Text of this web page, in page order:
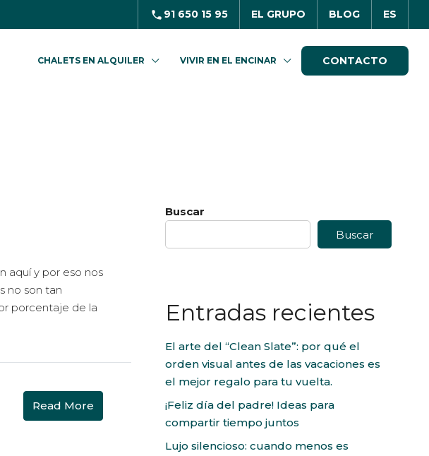
91 650 15 95 EL GRUPO BLOG ES
CHALETS EN ALQUILER VIVIR EN EL ENCINAR CONTACTO
aquí y por eso nos
no son tan
porcentaje de la
Read More
Buscar
Buscar
Entradas recientes
El arte del “Clean Slate”: por qué el
orden visual antes de las vacaciones es
el mejor regalo para tu vuelta.
¡Feliz día del padre! Ideas para
compartir tiempo juntos
Lujo silencioso: cuando menos es